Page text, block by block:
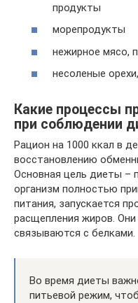
продукты
морепродукты
нежирное мясо,
несоленые
Какие процессы
при соблюдении
Рацион на 1000 ккал в
восстановлению
Основная цель диеты –
организм полностью
питания, запускается
расщепления жиров.
связываются с белками.
Во время диеты
питьевой режим,